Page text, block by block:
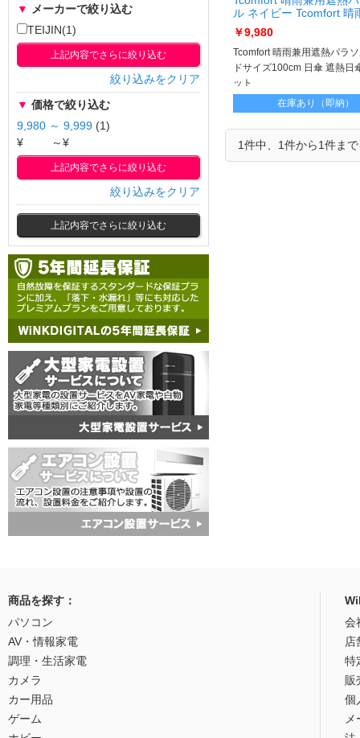
ル ネイビー Tcomfort 晴
遮熱パラソル ネイビー
￥9,980
Tcomfort 晴雨兼用遮熱パラ
ドサイズ100cm 日傘 遮熱日
ット
遮光100％ 紫外線カット 男
さ対策 熱中症対策 帝人アク
在庫あり（即納）
1件中、1件から1件ま
▼ メーカーで絞り込む
TEIJIN(1)
上記内容でさらに絞り込む
絞り込みをクリア
▼ 価格で絞り込む
9,980 ～ 9,999 (1)
¥
～¥
上記内容でさらに絞り込む
絞り込みをクリア
上記内容でさらに絞り込む
商品を探す：
パソコン
AV・情報家電
調理・生活家電
カメラ
カー用品
ゲーム
会
店
特
販
個
メ